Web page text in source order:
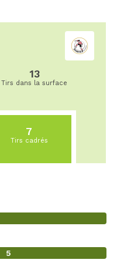
13
Tirs dans la surface
7
Tirs cadrés
5